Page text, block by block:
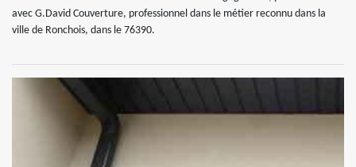
avec G.David Couverture, professionnel dans le métier reconnu dans la
ville de Ronchois, dans le 76390.